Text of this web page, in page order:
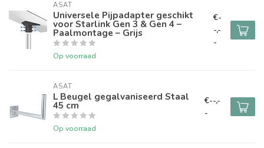
ASAT
Universele Pijpadapter geschikt
voor Starlink Gen 3 & Gen 4 –
Paalmontage – Grijs
Op voorraad
€-
-,-
-
ASAT
L Beugel gegalvaniseerd Staal
45 cm
Op voorraad
€--,-
-